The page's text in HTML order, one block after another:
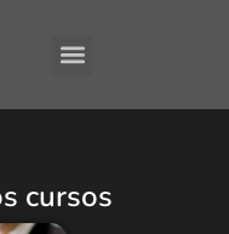
cursos